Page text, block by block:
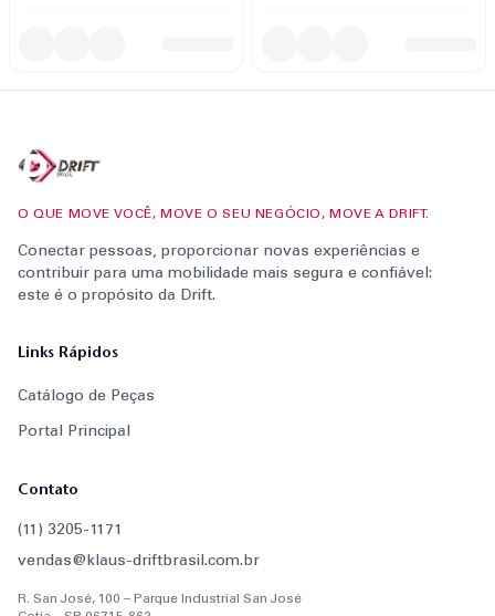
O QUE MOVE VOCÊ, MOVE O SEU NEGÓCIO, MOVE A DRIFT.
Conectar pessoas, proporcionar novas experiências e
contribuir para uma mobilidade mais segura e confiável:
este é o propósito da Drift.
Links Rápidos
Catálogo de Peças
Portal Principal
Contato
(11) 3205-1171
vendas@klaus-driftbrasil.com.br
R. San José, 100 – Parque Industrial San José